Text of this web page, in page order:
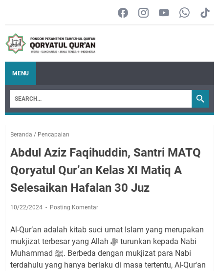
MENU
Beranda / Pencapaian
Abdul Aziz Faqihuddin, Santri MATQ
Qoryatul Qur’an Kelas XI Matiq A
Selesaikan Hafalan 30 Juz
10/22/2024 Posting Komentar
Al-Qur’an adalah kitab suci umat Islam yang merupakan
mukjizat terbesar yang Allah ﷻ turunkan kepada Nabi
Muhammad ﷺ. Berbeda dengan mukjizat para Nabi
terdahulu yang hanya berlaku di masa tertentu, Al-Qur'an